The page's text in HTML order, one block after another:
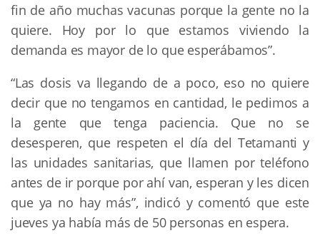
fin de año muchas vacunas porque la gente no la
quiere. Hoy por lo que estamos viviendo la
demanda es mayor de lo que esperábamos”.
“Las dosis va llegando de a poco, eso no quiere
decir que no tengamos en cantidad, le pedimos a
la gente que tenga paciencia. Que no se
desesperen, que respeten el día del Tetamanti y
las unidades sanitarias, que llamen por teléfono
antes de ir porque por ahí van, esperan y les dicen
que ya no hay más”, indicó y comentó que este
jueves ya había más de 50 personas en espera.